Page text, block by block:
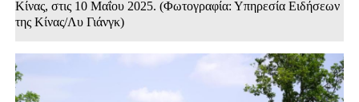
Κίνας, στις 10 Μαΐου 2025. (Φωτογραφία: Υπηρεσία Ειδήσεων
της Κίνας/Λυ Γιάνγκ)